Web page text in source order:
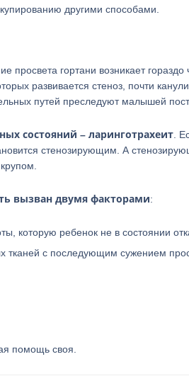
другими способами.
просвета гортани возникает
развивается стеноз, почти
путей преследуют малышей
состояний – ларинготрахеит .
стенозирующим. А
вызван двумя факторами:
которую ребенок не в состоянии
тканей с последующим сужением
помощь своя.